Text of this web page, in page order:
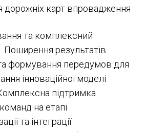
дорожніх карт впровадження
та комплексний
Поширення результатів
формування передумов для
інноваційної моделі
підтримка
на етапі
та інтеграції